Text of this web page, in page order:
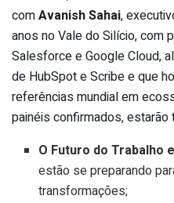
comAvanish Sahai,
anos no Vale do Silício, com
Salesforce e Google Cloud,
de HubSpot e Scribe e que
referências mundial em
painéis confirmados, estarão
O Futuro do Trabalho
estão se preparando
transformações;